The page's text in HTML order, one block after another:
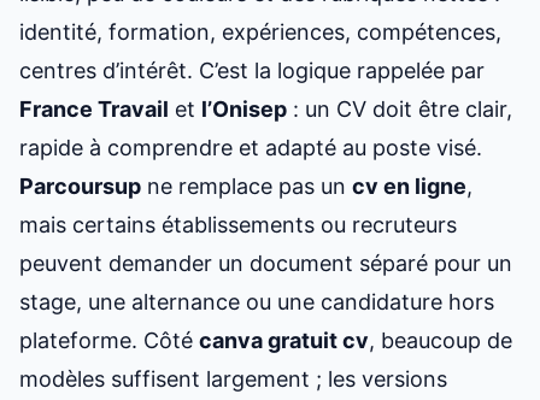
identité, formation, expériences, compétences,
centres d’intérêt. C’est la logique rappelée par
France Travail et l’Onisep : un CV doit être clair,
rapide à comprendre et adapté au poste visé.
Parcoursup ne remplace pas un cv en ligne,
mais certains établissements ou recruteurs
peuvent demander un document séparé pour un
stage, une alternance ou une candidature hors
plateforme. Côté canva gratuit cv, beaucoup de
modèles suffisent largement ; les versions